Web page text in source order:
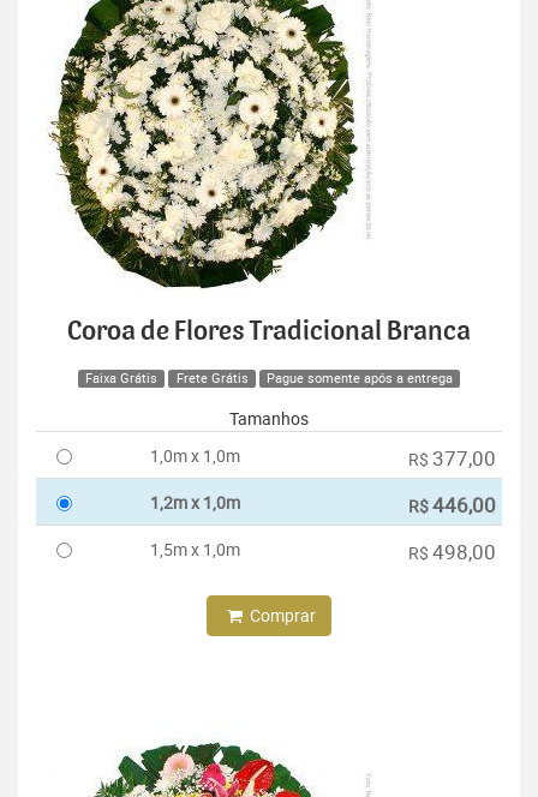
Coroa de Flores Tradicional Branca
Faixa Grátis Frete Grátis Pague somente após a entrega
Tamanhos
1,0m x 1,0m
R$ 377,00
1,2m x 1,0m R$446,00
1,5m x 1,0m R$ 498,00
Comprar